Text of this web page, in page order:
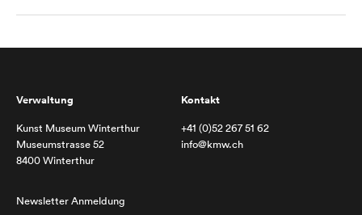
Verwaltung
Kunst Museum Winterthur
Museumstrasse 52
8400 Winterthur
Kontakt
+41 (0)52 267 51 62
info@kmw.ch
Newsletter Anmeldung